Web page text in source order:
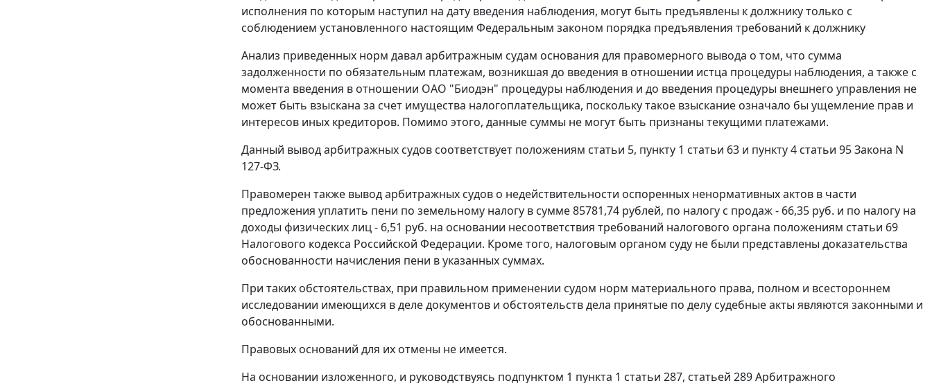
исполнения по которым наступил на дату введения наблюдения, могут быть предъявлены к должнику только с
соблюдением установленного настоящим Федеральным законом порядка предъявления требований к должнику
Анализ приведенных норм давал арбитражным судам основания для правомерного вывода о том, что сумма
задолженности по обязательным платежам, возникшая до введения в отношении истца процедуры наблюдения, а также с
момента введения в отношении ОАО "Биодэн" процедуры наблюдения и до введения процедуры внешнего управления не
может быть взыскана за счет имущества налогоплательщика, поскольку такое взыскание означало бы ущемление прав и
интересов иных кредиторов. Помимо этого, данные суммы не могут быть признаны текущими платежами.
Данный вывод арбитражных судов соответствует положениям статьи 5, пункту 1 статьи 63 и пункту 4 статьи 95Закона N
127-ФЗ.
Правомерен также вывод арбитражных судов о недействительности оспоренных ненормативных актов в части
предложения уплатить пени по земельному налогу в сумме 85781,74 рублей, по налогу с продаж - 66,35 руб. и по налогу на
доходы физических лиц - 6,51 руб. на основании несоответствия требований налогового органа положениям статьи 69
Налогового кодекса Российской Федерации. Кроме того, налоговым органом суду не были представлены доказательства
обоснованности начисления пени в указанных суммах.
При таких обстоятельствах, при правильном применении судом норм материального права, полном и всестороннем
исследовании имеющихся в деле документов и обстоятельств дела принятые по делу судебные акты являются законными и
обоснованными.
Правовых оснований для их отмены не имеется.
На основании изложенного, и руководствуясь подпунктом 1 пункта 1 статьи 287, статьей 289Арбитражного